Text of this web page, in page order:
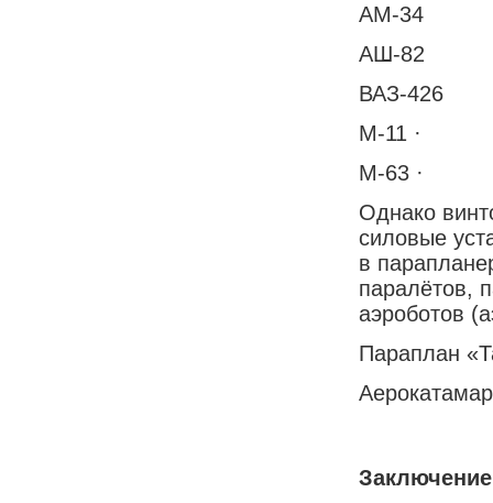
АМ-
АШ-
ВАЗ-
М-11 ·
М-63
Однако
силовые
в
паралётов,
аэроботов
Параплан
Заключение